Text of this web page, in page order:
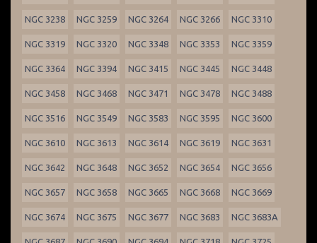
NGC 3238 NGC 3259 NGC 3264 NGC 3266 NGC 3310
NGC 3319 NGC 3320 NGC 3348 NGC 3353 NGC 3359
NGC 3364 NGC 3394 NGC 3415 NGC 3445 NGC 3448
NGC 3458 NGC 3468 NGC 3471 NGC 3478 NGC 3488
NGC 3516 NGC 3549 NGC 3583 NGC 3595 NGC 3600
NGC 3610 NGC 3613 NGC 3614 NGC 3619 NGC 3631
NGC 3642 NGC 3648 NGC 3652 NGC 3654 NGC 3656
NGC 3657 NGC 3658 NGC 3665 NGC 3668 NGC 3669
NGC 3674 NGC 3675 NGC 3677 NGC 3683 NGC 3683A